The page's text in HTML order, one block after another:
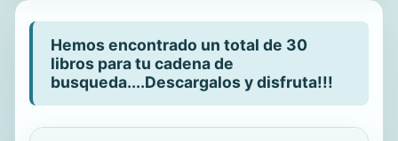
Hemos encontrado un total de 30
libros para tu cadena de
busqueda....Descargalos y disfruta!!!